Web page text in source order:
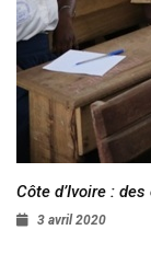
Côte d’Ivoire :
3 avril 2020